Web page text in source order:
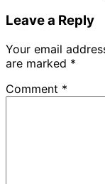
Leave a Reply
Your email
are marked *
Comment *